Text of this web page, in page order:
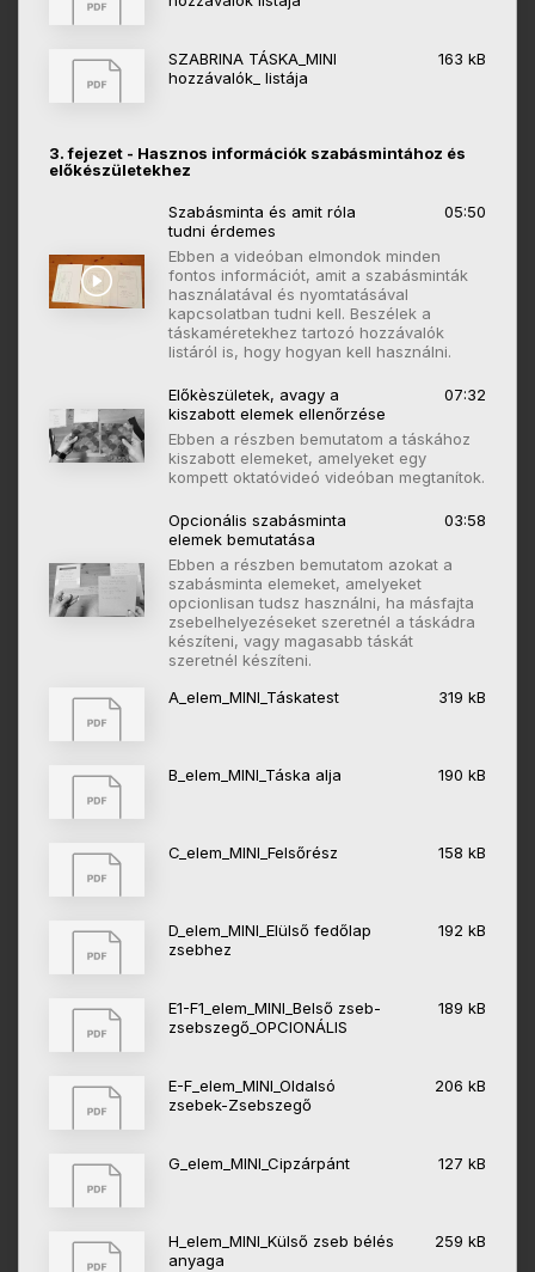
SZABRINA TÁSKA_MINI
hozzávalók_ listája
163 kB
3. fejezet - Hasznos információk szabásmintához és
előkészületekhez
Szabásminta és amit róla
tudni érdemes
05:50
Ebben a videóban elmondok minden
fontos információt, amit a szabásminták
használatával és nyomtatásával
kapcsolatban tudni kell. Beszélek a
táskaméretekhez tartozó hozzávalók
listáról is, hogy hogyan kell használni.
Előkèszületek, avagy a
kiszabott elemek ellenőrzése
07:32
Ebben a részben bemutatom a táskához
kiszabott elemeket, amelyeket egy
kompett oktatóvideó videóban megtanítok.
Opcionális szabásminta
elemek bemutatása
03:58
Ebben a részben bemutatom azokat a
szabásminta elemeket, amelyeket
opcionlisan tudsz használni, ha másfajta
zsebelhelyezéseket szeretnél a táskádra
készíteni, vagy magasabb táskát
szeretnél készíteni.
A_elem_MINI_Táskatest
319 kB
B_elem_MINI_Táska alja 190 kB
C_elem_MINI_Felsőrész 158 kB
D_elem_MINI_Elülső fedőlap
zsebhez
192 kB
E1-F1_elem_MINI_Belső zseb-
zsebszegő_OPCIONÁLIS
189 kB
E-F_elem_MINI_Oldalsó
zsebek-Zsebszegő
206 kB
G_elem_MINI_Cipzárpánt 127 kB
H_elem_MINI_Külső zseb bélés
anyaga
259 kB